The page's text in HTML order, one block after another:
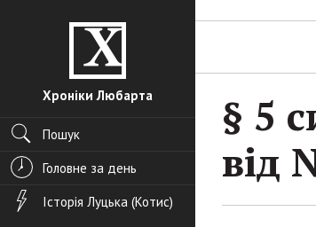
Хроніки Любарта
Пошук
Головне за день
Історія Луцька (Котис)
§ 5
від